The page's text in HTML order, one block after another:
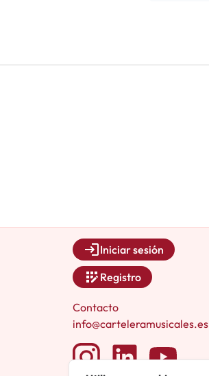
Iniciar sesión
Registro
Contacto
info@carteleramusicales.es